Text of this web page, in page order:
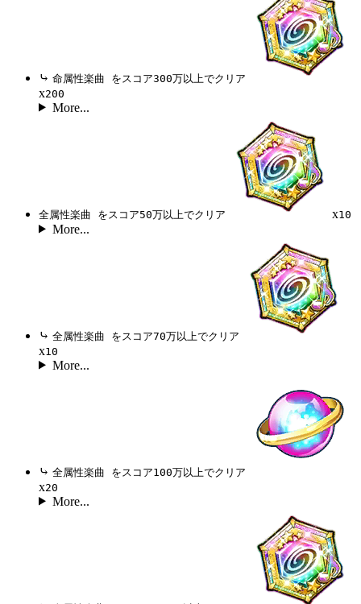
⤷ 命属性楽曲 をスコア300万以上でクリア
x200
More...
全属性楽曲 をスコア50万以上でクリア x10
More...
⤷ 全属性楽曲 をスコア70万以上でクリア
x10
More...
⤷ 全属性楽曲 をスコア100万以上でクリア
x20
More...